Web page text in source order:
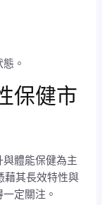
。
保健市
體能保健為主
藉其長效特性與
定關注。